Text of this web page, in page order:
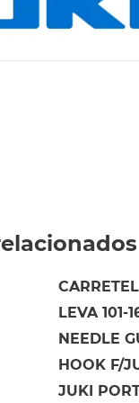
LEVA 101-
NEEDLE
HOOK F/
JUKI